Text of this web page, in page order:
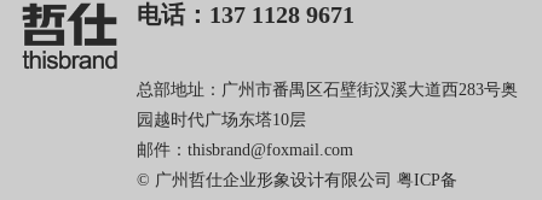
电话：137 1128 9671
总部地址：广州市番禺区石壁街汉溪大道西283号奥
园越时代广场东塔10层
邮件：thisbrand@foxmail.com
© 广州哲仕企业形象设计有限公司 粤ICP备